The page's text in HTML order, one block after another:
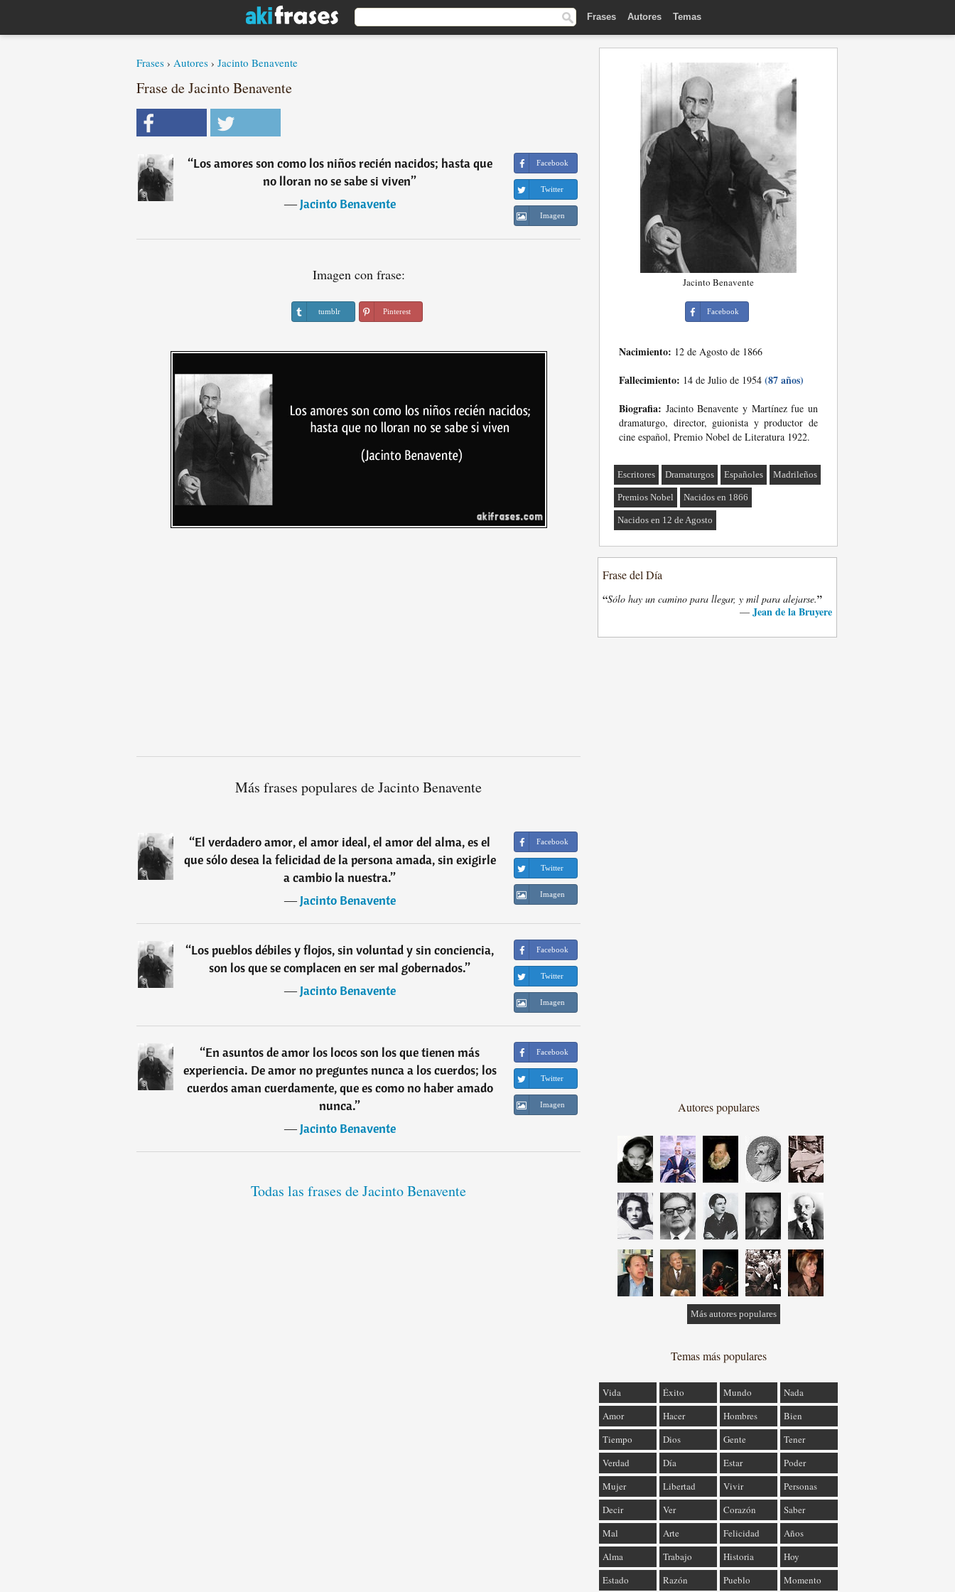
Frases Autores Temas
Frases › Autores › Jacinto Benavente
Frase de Jacinto Benavente
“Los amores son como los niños recién nacidos; hasta que
no lloran no se sabe si viven”
―Jacinto Benavente
Facebook
Twitter
Imagen
Imagen con frase:
tumblr Pinterest
Más frases populares de Jacinto Benavente
“El verdadero amor, el amor ideal, el amor del alma, es el
que sólo desea la felicidad de la persona amada, sin exigirle
a cambio la nuestra.”
―Jacinto Benavente
Facebook
Twitter
Imagen
“Los pueblos débiles y flojos, sin voluntad y sin conciencia,
son los que se complacen en ser mal gobernados.”
―Jacinto Benavente
Facebook
Twitter
Imagen
“En asuntos de amor los locos son los que tienen más
experiencia. De amor no preguntes nunca a los cuerdos; los
cuerdos aman cuerdamente, que es como no haber amado
nunca.”
―Jacinto Benavente
Facebook
Twitter
Imagen
Todas las frases de Jacinto Benavente
Jacinto Benavente
Facebook
Nacimiento: 12 de Agosto de 1866
Fallecimiento: 14 de Julio de 1954 (87 años)
Biografia: Jacinto Benavente y Martínez fue un
dramaturgo, director, guionista y productor de
cine español, Premio Nobel de Literatura 1922.
Escritores Dramaturgos Españoles Madrileños
Premios Nobel Nacidos en 1866
Nacidos en 12 de Agosto
Frase del Día
“Sólo hay un camino para llegar, y mil para alejarse.”
— Jean de la Bruyere
Autores populares
Más autores populares
Temas más populares
Vida Éxito Mundo
Nada
Amor
Hacer Hombres
Bien
Tiempo
Dios Gente
Tener
Verdad
Día Estar
Poder
Mujer
Libertad Vivir
Personas
Decir
Ver Corazón
Saber
Mal
Arte Felicidad
Años
Alma
Trabajo Historia
Hoy
Estado
Razón Pueblo Momento